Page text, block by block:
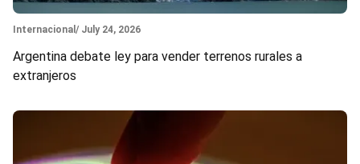
Section
Internacional / July 24, 2026
Argentina debate ley para vender terrenos rurales a
extranjeros